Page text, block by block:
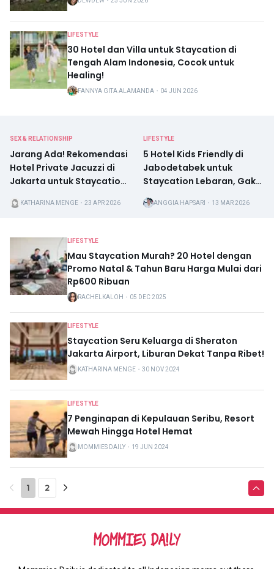
LIFESTYLE
30 Hotel dan Villa untuk Staycation di
Tengah Alam Indonesia, Cocok untuk
Healing!
FANNYA GITA ALAMANDA ・ 04 JUN 2026
SEX & RELATIONSHIP
Jarang Ada! Rekomendasi
Hotel Private Jacuzzi di
Jakarta untuk Staycation
KATHARINA MENGE ・ 23 APR 2026
LIFESTYLE
5 Hotel Kids Friendly di
Jabodetabek untuk
Staycation Lebaran, Gak
Perlu Mudik
ANGGIA HAPSARI ・ 13 MAR 2026
LIFESTYLE
Mau Staycation Murah? 20 Hotel dengan
Promo Natal & Tahun Baru Harga Mulai dari
Rp600 Ribuan
RACHELKALOH ・ 05 DEC 2025
LIFESTYLE
Staycation Seru Keluarga di Sheraton
Jakarta Airport, Liburan Dekat Tanpa Ribet!
KATHARINA MENGE ・ 30 NOV 2024
LIFESTYLE
7 Penginapan di Kepulauan Seribu, Resort
Mewah Hingga Hotel Hemat
MOMMIES DAILY ・ 19 JUN 2024
1 2